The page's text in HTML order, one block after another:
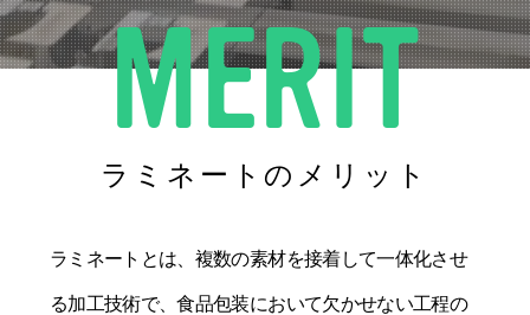
MERIT
ラミネートのメリット
ラミネートとは、複数の素材を接着して一体化させ
る加工技術で、食品包装において欠かせない工程の